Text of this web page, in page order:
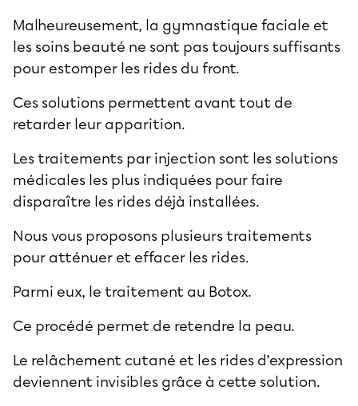
Malheureusement, la gymnastique faciale et
les soins beauté ne sont pas toujours suffisants
pour estomper les rides du front.
Ces solutions permettent avant tout de
retarder leur apparition.
Les traitements par injection sont les solutions
médicales les plus indiquées pour faire
disparaître les rides déjà installées.
Nous vous proposons plusieurs traitements
pour atténuer et effacer les rides.
Parmi eux, le traitement au Botox.
Ce procédé permet de retendre la peau.
Le relâchement cutané et les rides d’expression
deviennent invisibles grâce à cette solution.